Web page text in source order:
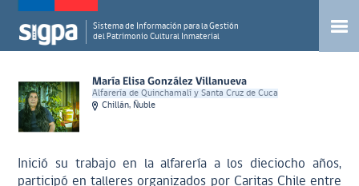
Sistema de Información para la Gestión
del Patrimonio Cultural Inmaterial
María Elisa González Villanueva
Alfarería de Quinchamalí y Santa Cruz de Cuca
Chillán, Ñuble
Inició su trabajo en la alfarería a los dieciocho años,
participó en talleres organizados por Caritas Chile entre